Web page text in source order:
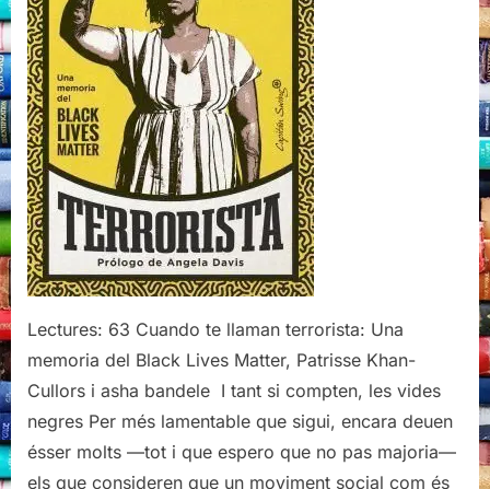
Black
Lives
Matter,
Patrisse
Khan-
Cullors
i
asha
bandele,
Capitan
Swing,
2021
Lectures: 63 Cuando te llaman terrorista: Una
memoria del Black Lives Matter, Patrisse Khan-
Cullors i asha bandele I tant si compten, les vides
negres Per més lamentable que sigui, encara deuen
ésser molts —tot i que espero que no pas majoria—
els que consideren que un moviment social com és